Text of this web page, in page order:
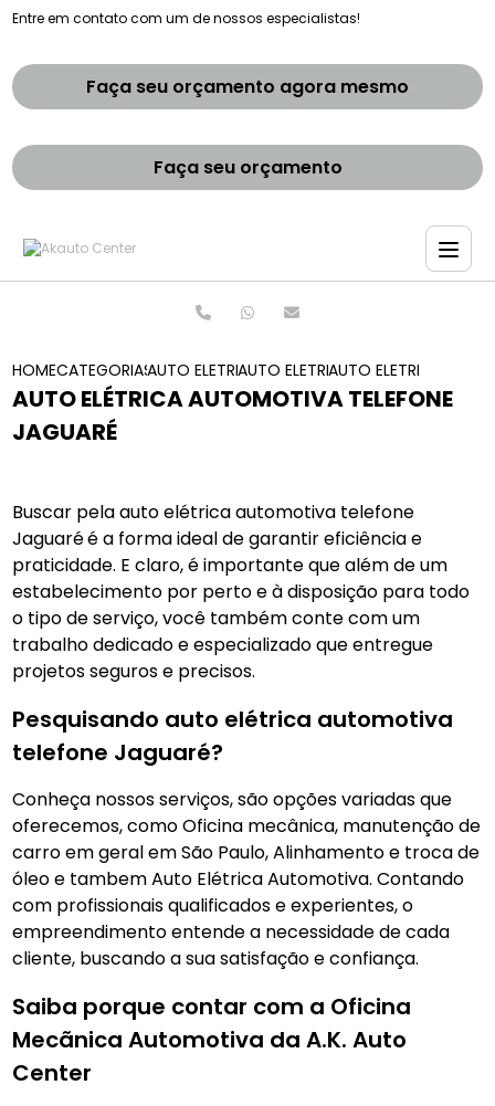
Entre em contato com um de nossos especialistas!
Faça seu orçamento agora mesmo
Faça seu orçamento
HOMECATEGORIASAUTO ELETRICASAUTO ELETRICA MAIS PROXIMO
AUTO ELETRICA
AUTO ELÉTRICA AUTOMOTIVA TELEFONE
JAGUARÉ
Buscar pela auto elétrica automotiva telefone
Jaguaréé a forma ideal de garantir eficiência e
praticidade. E claro, é importante que além de um
estabelecimento por perto e à disposição para todo
o tipo de serviço, você também conte com um
trabalho dedicado e especializado que entregue
projetos seguros e precisos.
Pesquisando auto elétrica automotiva
telefone Jaguaré?
Conheça nossos serviços, são opções variadas que
oferecemos, como Oficina mecânica, manutenção de
carro em geral em São Paulo, Alinhamento e troca de
óleo e tambem Auto Elétrica Automotiva. Contando
com profissionais qualificados e experientes, o
empreendimento entende a necessidade de cada
cliente, buscando a sua satisfação e confiança.
Saiba porque contar com a Oficina
Mecãnica Automotiva da A.K. Auto
Center